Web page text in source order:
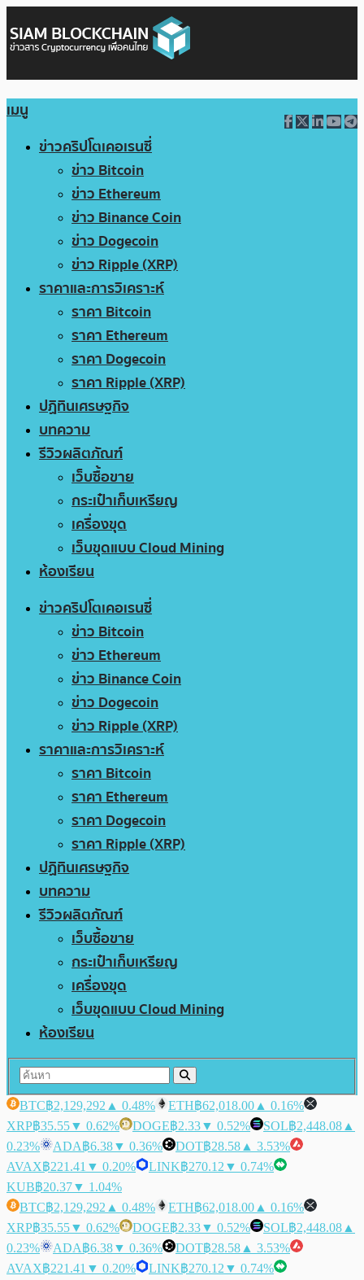
เมนู
ข่าวคริปโตเคอเรนซี่
ข่าว Bitcoin
ข่าว Ethereum
ข่าว Binance Coin
ข่าว Dogecoin
ข่าว Ripple (XRP)
ราคาและการวิเคราะห์
ราคา Bitcoin
ราคา Ethereum
ราคา Dogecoin
ราคา Ripple (XRP)
ปฏิทินเศรษฐกิจ
บทความ
รีวิวผลิตภัณฑ์
เว็บซื้อขาย
กระเป๋าเก็บเหรียญ
เครื่องขุด
เว็บขุดแบบ Cloud Mining
ห้องเรียน
ข่าวคริปโตเคอเรนซี่
ข่าว Bitcoin
ข่าว Ethereum
ข่าว Binance Coin
ข่าว Dogecoin
ข่าว Ripple (XRP)
ราคาและการวิเคราะห์
ราคา Bitcoin
ราคา Ethereum
ราคา Dogecoin
ราคา Ripple (XRP)
ปฏิทินเศรษฐกิจ
บทความ
รีวิวผลิตภัณฑ์
เว็บซื้อขาย
กระเป๋าเก็บเหรียญ
เครื่องขุด
เว็บขุดแบบ Cloud Mining
ห้องเรียน
BTC฿2,129,292 ▲ 0.48% ETH฿62,018.00 ▲ 0.16%
XRP฿35.55▼ 0.62% DOGE฿2.33▼ 0.52% SOL฿2,448.08 ▲
0.23%
ADA฿6.38▼ 0.36% DOT฿28.58 ▲ 3.53%
AVAX฿221.41 ▼ 0.20% LINK฿270.12 ▼ 0.74%
KUB฿20.37▼ 1.04%
BTC฿2,129,292 ▲ 0.48% ETH฿62,018.00 ▲ 0.16%
XRP฿35.55▼ 0.62% DOGE฿2.33▼ 0.52% SOL฿2,448.08 ▲
0.23%
ADA฿6.38▼ 0.36% DOT฿28.58 ▲ 3.53%
AVAX฿221.41 ▼ 0.20% LINK฿270.12 ▼ 0.74%